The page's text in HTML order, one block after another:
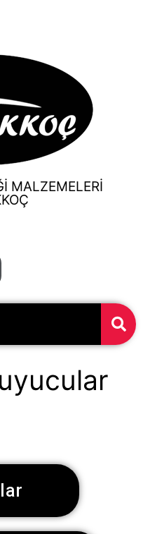
MALZEMELERİ